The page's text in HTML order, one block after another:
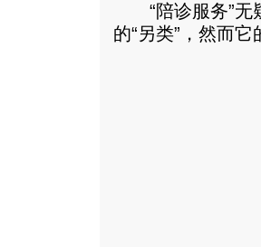
“陪诊服务”无
的“另类”，然而